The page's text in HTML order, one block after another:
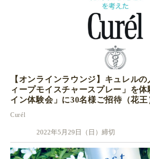
【オンラインラウンジ】キュレル
ィープモイスチャースプレー」を
イン体験会」に30名様ご招待（花王
Curél
2022年5月29日（日）締切